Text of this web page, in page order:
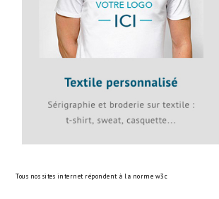
Tous nos sites internet répondent à la norme w3c